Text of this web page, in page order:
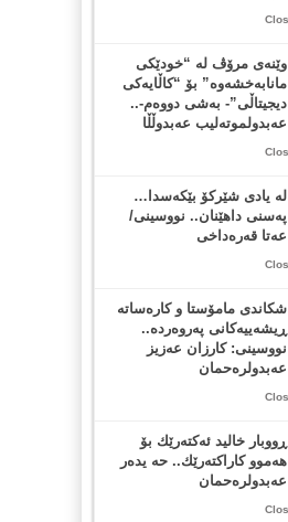
وێنەی مرۆڤ لە “خودێکی
مانابەخشەوە” بۆ “کاڵایەکی
دیجیتاڵی”- بەشی دووەم-..
عەبدولموتەلیب عەبدوڵڵا
لە یادی شێرکۆ بێکەسدا…
پەسنی داهێنان.. نووسینی/
عەتا قەرەداخی
شکاندی مامۆستا و کارەساتە
ڕیشەییەکانی پەروەردە..
نووسینی: کارزان عەزیز
عەبدولرەحمان
ڕووبار خالید ئەكتەرێك بۆ
هەموو كاراكتەرێك.. حه یدەر
عەبدولرەحمان